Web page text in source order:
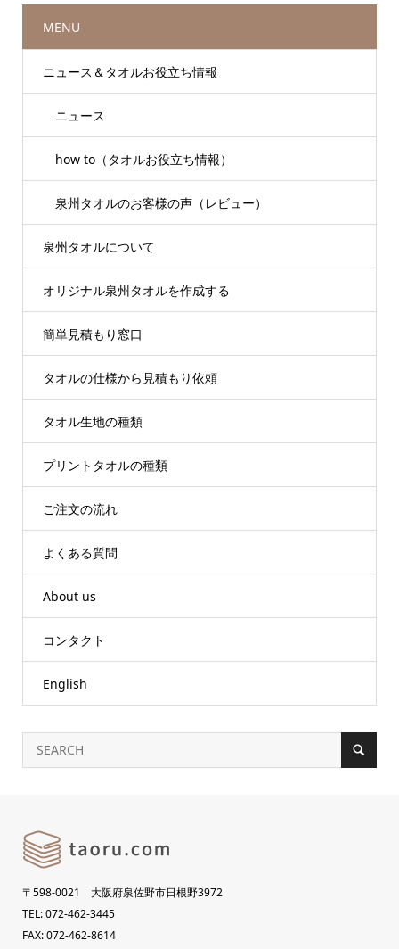
MENU
ニュース＆タオルお役立ち情報
ニュース
how to（タオルお役立ち情報）
泉州タオルのお客様の声（レビュー）
泉州タオルについて
オリジナル泉州タオルを作成する
簡単見積もり窓口
タオルの仕様から見積もり依頼
タオル生地の種類
プリントタオルの種類
ご注文の流れ
よくある質問
About us
コンタクト
English
〒598-0021 大阪府泉佐野市日根野3972
TEL: 072-462-3445
FAX: 072-462-8614